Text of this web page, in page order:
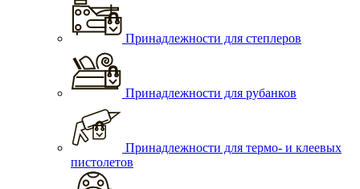
Принадлежности для степлеров
Принадлежности для рубанков
Принадлежности для термо- и клеевых
пистолетов